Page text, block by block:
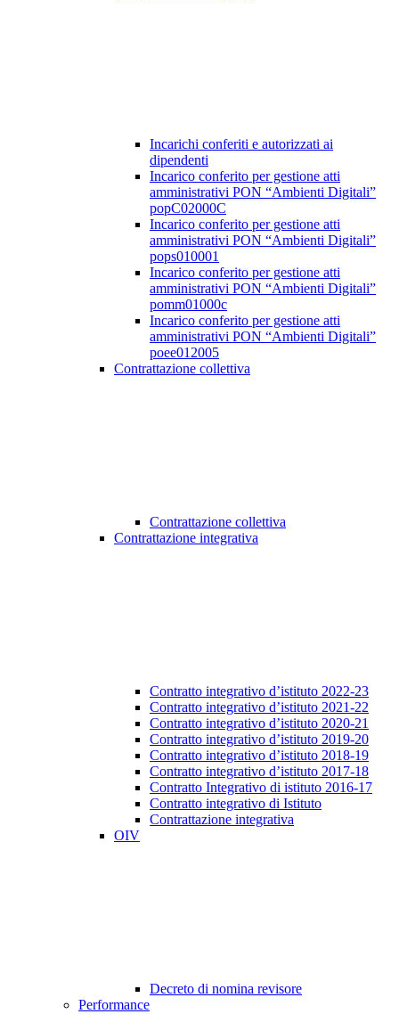
Incarichi conferiti e autorizzati ai
dipendenti
Incarico conferito per gestione atti
amministrativi PON “Ambienti Digitali”
popC02000C
Incarico conferito per gestione atti
amministrativi PON “Ambienti Digitali”
pops010001
Incarico conferito per gestione atti
amministrativi PON “Ambienti Digitali”
pomm01000c
Incarico conferito per gestione atti
amministrativi PON “Ambienti Digitali”
poee012005
Contrattazione collettiva
Contrattazione collettiva
Contrattazione integrativa
Contratto integrativo d’istituto 2022-23
Contratto integrativo d’istituto 2021-22
Contratto integrativo d’istituto 2020-21
Contratto integrativo d’istituto 2019-20
Contratto integrativo d’istituto 2018-19
Contratto integrativo d’istituto 2017-18
Contratto Integrativo di istituto 2016-17
Contratto integrativo di Istituto
Contrattazione integrativa
OIV
Decreto di nomina revisore
Performance